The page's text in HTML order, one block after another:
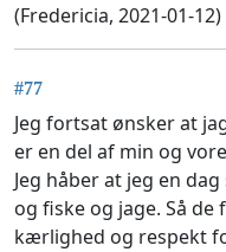
(Fredericia, 2021-01-12)
#77
Jeg fortsat ønsker at
er en del af min og
Jeg håber at jeg en
og fiske og jage. Så
kærlighed og respekt